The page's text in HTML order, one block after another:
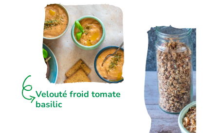
Velouté froid tomate
basilic